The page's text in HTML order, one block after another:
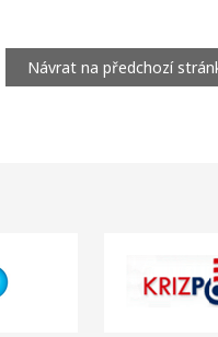
Návrat na předchozí